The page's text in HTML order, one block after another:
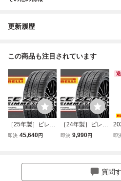
更新履歴
この商品も注目されています
［25年製］ピレリ
アイスゼロアシン
即決 45,640円
［24年製］ピレリ
アイスゼロアシン
18 107H XL □4本
送料込み総額 43,9
即決 9,990円
タ
即
質問